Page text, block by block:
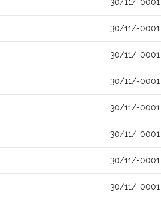
30/11/-0001
30/11/-0001
30/11/-0001
30/11/-0001
30/11/-0001
30/11/-0001
30/11/-0001